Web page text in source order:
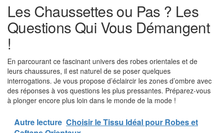
Les Chaussettes ou Pas ? Les
Questions Qui Vous Démangent
!
En parcourant ce fascinant univers des robes orientales et de
leurs chaussures, il est naturel de se poser quelques
interrogations. Je vous propose d’éclaircir les zones d’ombre avec
des réponses à vos questions les plus pressantes. Préparez-vous
à plonger encore plus loin dans le monde de la mode !
Autre lecture Choisir le Tissu Idéal pour Robes et